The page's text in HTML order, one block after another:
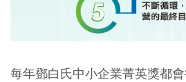
每年鄧白氏中小企業菁英獎都